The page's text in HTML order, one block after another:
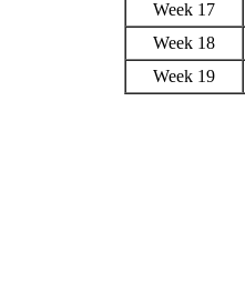
Week 17
Week 18
Week 19